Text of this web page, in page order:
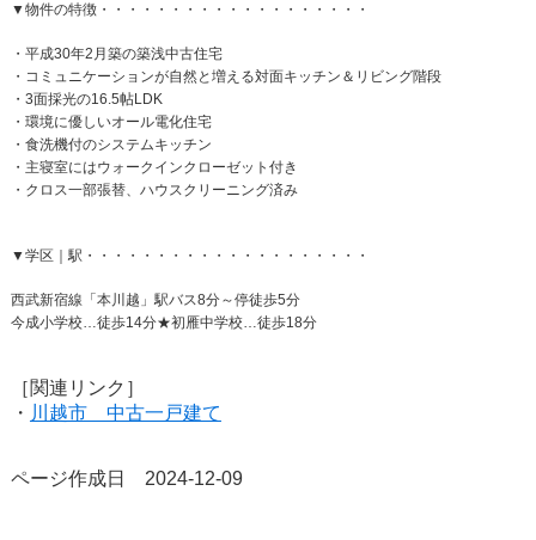
▼物件の特徴・・・・・・・・・・・・・・・・・・・
・平成30年2月築の築浅中古住宅
・コミュニケーションが自然と増える対面キッチン＆リビング階段
・3面採光の16.5帖LDK
・環境に優しいオール電化住宅
・食洗機付のシステムキッチン
・主寝室にはウォークインクローゼット付き
・クロス一部張替、ハウスクリーニング済み
▼学区｜駅・・・・・・・・・・・・・・・・・・・・
西武新宿線「本川越」駅バス8分～停徒歩5分
今成小学校…徒歩14分★初雁中学校…徒歩18分
［関連リンク］
・ 川越市 中古一戸建て
ページ作成日 2024-12-09